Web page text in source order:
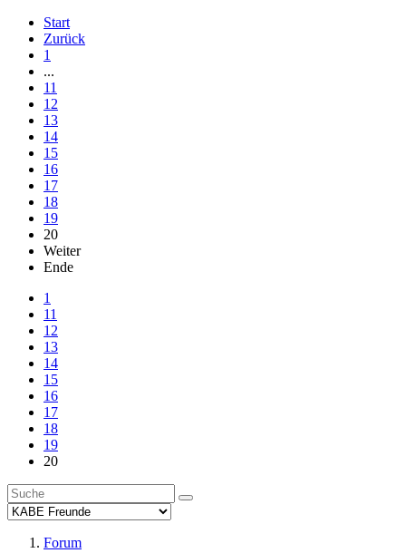
Start
Zurück
1
...
11
12
13
14
15
16
17
18
19
20
Weiter
Ende
1
11
12
13
14
15
16
17
18
19
20
Forum